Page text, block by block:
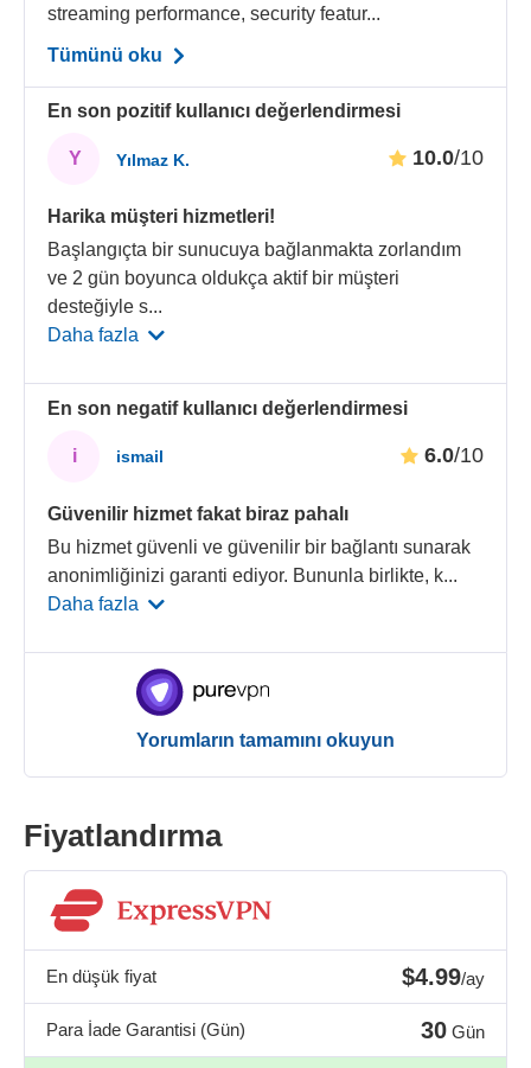
streaming performance, security featur...
Tümünü oku
En son pozitif kullanıcı değerlendirmesi
Y Yılmaz K. 10.0/10
Harika müşteri hizmetleri!
Başlangıçta bir sunucuya bağlanmakta zorlandım
ve 2 gün boyunca oldukça aktif bir müşteri
desteğiyle s...
Daha fazla
En son negatif kullanıcı değerlendirmesi
i ismail 6.0/10
Güvenilir hizmet fakat biraz pahalı
Bu hizmet güvenli ve güvenilir bir bağlantı sunarak
anonimliğinizi garanti ediyor. Bununla birlikte, k...
Daha fazla
Yorumların tamamını okuyun
Fiyatlandırma
En düşük fiyat $4.99/ay
Para İade Garantisi (Gün) 30 Gün